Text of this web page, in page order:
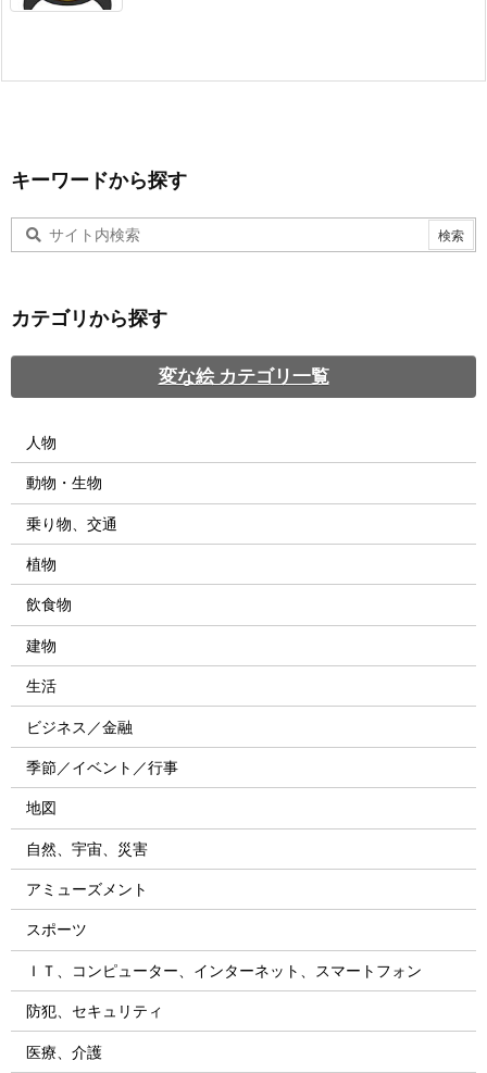
キーワードから探す
カテゴリから探す
変な絵 カテゴリ一覧
人物
動物・生物
乗り物、交通
植物
飲食物
建物
生活
ビジネス／金融
季節／イベント／行事
地図
自然、宇宙、災害
アミューズメント
スポーツ
ＩＴ、コンピューター、インターネット、スマートフォン
防犯、セキュリティ
医療、介護